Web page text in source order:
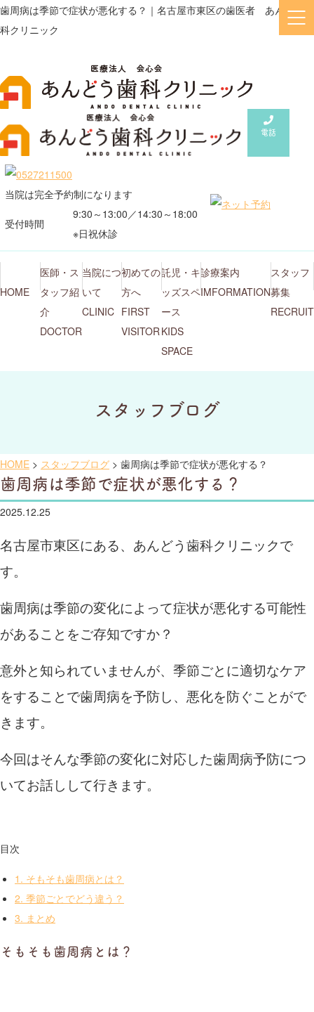
歯周病は季節で症状が悪化する？｜名古屋市東区の歯医者 あんどう歯
科クリニック
電話
当院は完全予約制になります
受付時間
9:30～13:00／14:30～18:00
※日祝休診
HOME
医師・ス
タッフ紹
介
DOCTOR
当院につ
いて
CLINIC
初めての
方へ
FIRST
VISITOR
託児・キ
ッズスペ
ース
KIDS
SPACE
診療案内
IMFORMATION
スタッフ
募集
RECRUIT
スタッフブログ
HOME > スタッフブログ > 歯周病は季節で症状が悪化する？
歯周病は季節で症状が悪化する？
2025.12.25
名古屋市東区にある、あんどう歯科クリニックで
す。
歯周病は季節の変化によって症状が悪化する可能性
があることをご存知ですか？
意外と知られていませんが、季節ごとに適切なケア
をすることで歯周病を予防し、悪化を防ぐことがで
きます。
今回はそんな季節の変化に対応した歯周病予防につ
いてお話しして行きます。
目次
1. そもそも歯周病とは？
2. 季節ごとでどう違う？
3. まとめ
そもそも歯周病とは？